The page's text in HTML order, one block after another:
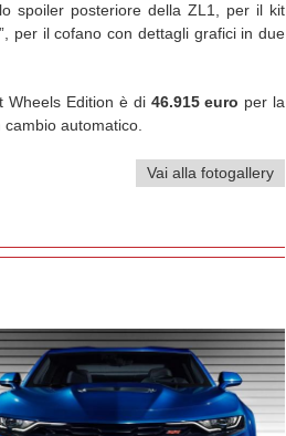
spoiler posteriore della ZL1, per il kit
per il cofano con dettagli grafici in due
Wheels Edition è di 46.915 euro per la
automatico.
Vai alla fotogallery